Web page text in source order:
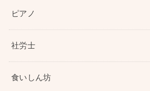
ピアノ
社労士
食いしん坊